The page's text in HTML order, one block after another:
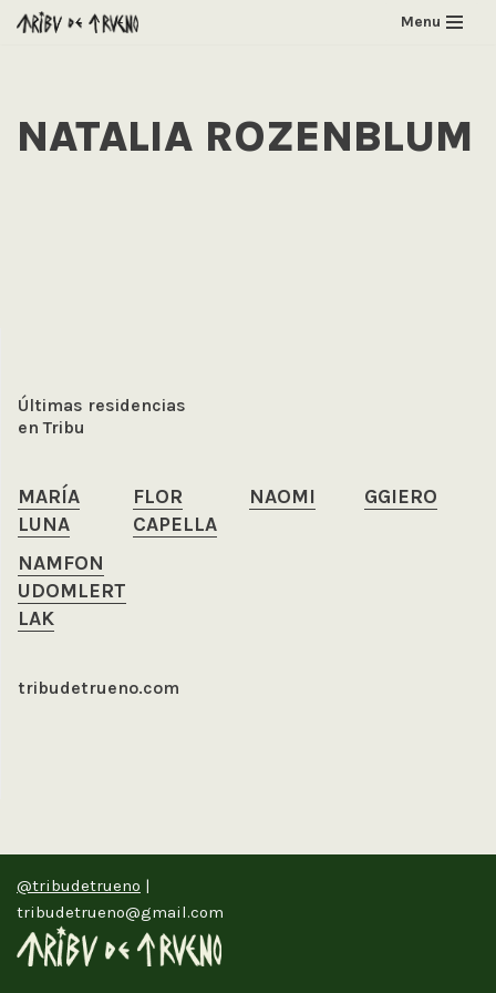
Menu
NATALIA ROZENBLUM
Últimas residencias
en Tribu
MARÍA
LUNA
FLOR
CAPELLA
NAOMI GGIERO
NAMFON
UDOMLERT
LAK
tribudetrueno.com
@tribudetrueno |
tribudetrueno@gmail.com